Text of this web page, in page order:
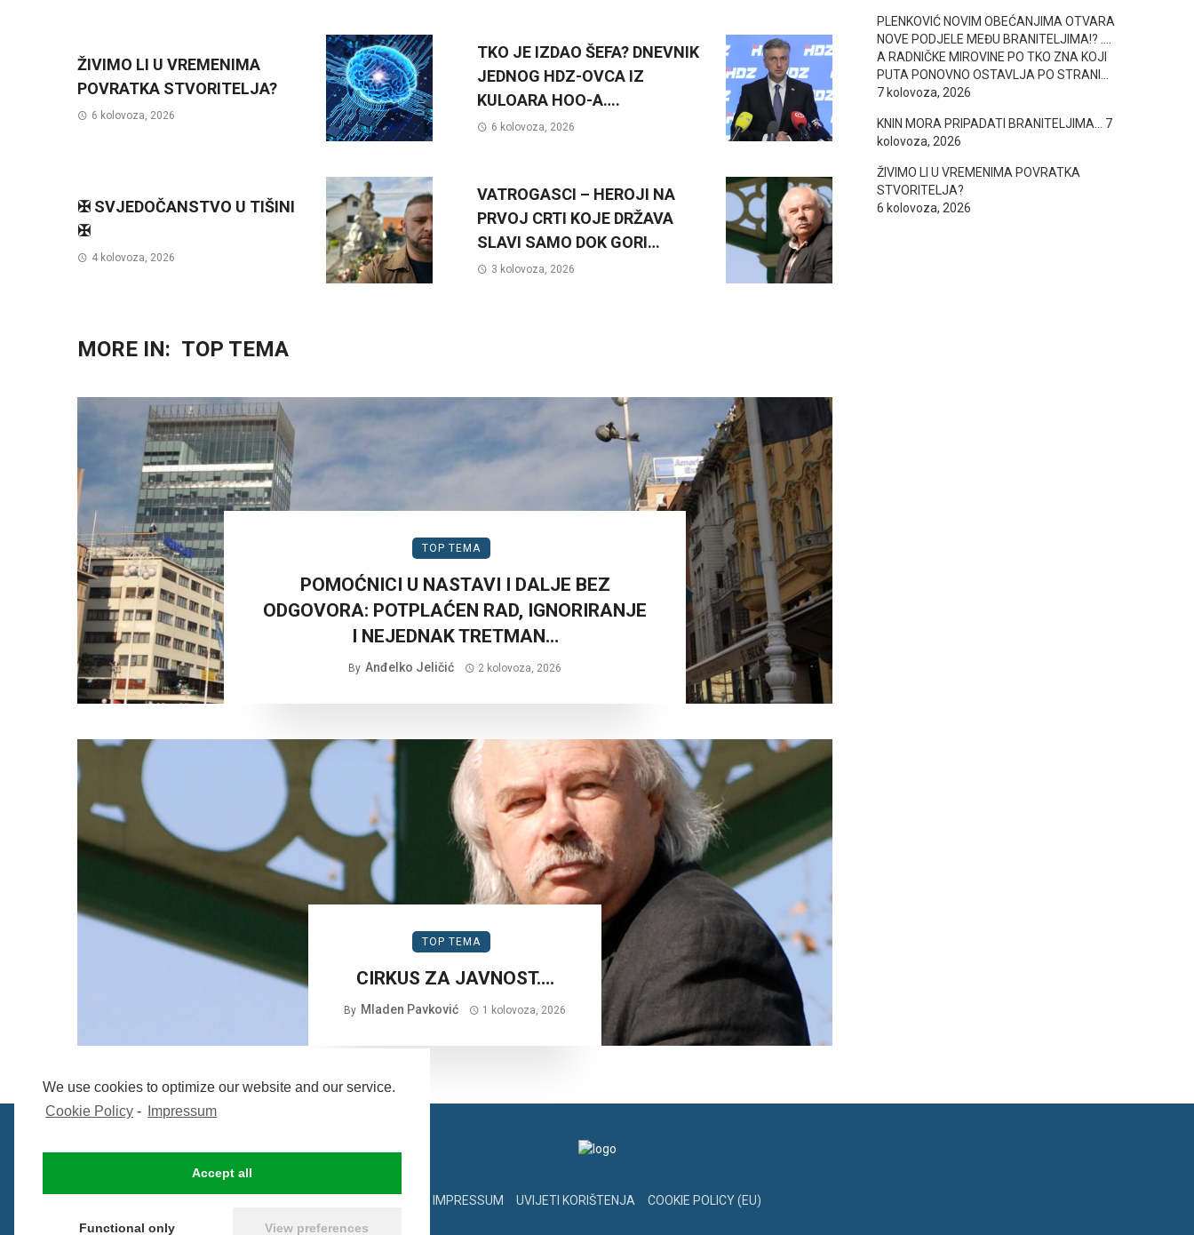
We use cookies to optimize our website and our service.
Cookie Policy - Impressum
Accept all
Functional only View preferences
ŽIVIMO LI U VREMENIMA
POVRATKA STVORITELJA?
6 kolovoza, 2026
TKO JE IZDAO ŠEFA? DNEVNIK
JEDNOG HDZ-OVCA IZ
KULOARA HOO-A….
6 kolovoza, 2026
✠ SVJEDOČANSTVO U TIŠINI
✠
4 kolovoza, 2026
VATROGASCI – HEROJI NA
PRVOJ CRTI KOJE DRŽAVA
SLAVI SAMO DOK GORI…
3 kolovoza, 2026
MORE IN: TOP TEMA
TOP TEMA
POMOĆNICI U NASTAVI I DALJE BEZ
ODGOVORA: POTPLAĆEN RAD, IGNORIRANJE
I NEJEDNAK TRETMAN…
By Anđelko Jeličić 2 kolovoza, 2026
TOP TEMA
CIRKUS ZA JAVNOST….
By Mladen Pavković 1 kolovoza, 2026
PLENKOVIĆ NOVIM OBEĆANJIMA OTVARA
NOVE PODJELE MEĐU BRANITELJIMA!? ….
A RADNIČKE MIROVINE PO TKO ZNA KOJI
PUTA PONOVNO OSTAVLJA PO STRANI…
7 kolovoza, 2026
KNIN MORA PRIPADATI BRANITELJIMA…
7
kolovoza, 2026
ŽIVIMO LI U VREMENIMA POVRATKA
STVORITELJA?
6 kolovoza, 2026
IMPRESSUM UVIJETI KORIŠTENJA COOKIE POLICY (EU)